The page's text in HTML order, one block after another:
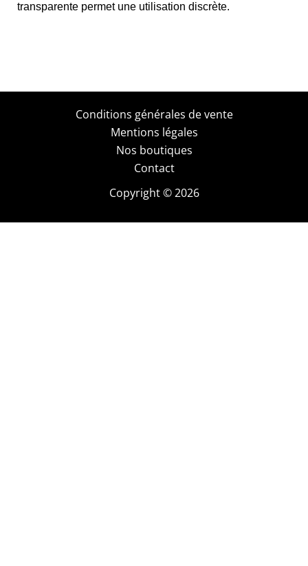
transparente permet une utilisation discrète.
Conditions générales de vente
Mentions légales
Nos boutiques
Contact
Copyright © 2026